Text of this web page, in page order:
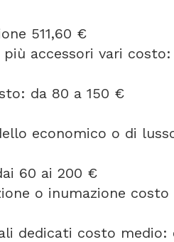
511,60 €
accessori vari
da 80 a 150 €
economico o di
60 ai 200 €
o inumazione costo
dedicati costo medio: